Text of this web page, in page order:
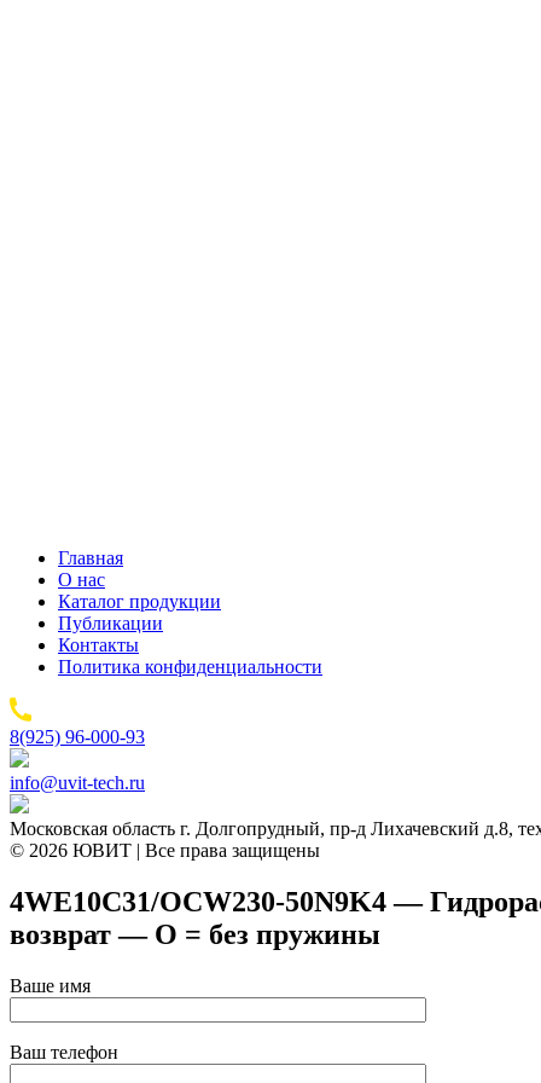
Главная
О нас
Каталог продукции
Публикации
Контакты
Политика конфиденциальности
8(925) 96-000-93
info@uvit-tech.ru
Московская область г. Долгопрудный, пр-д Лихачевский д.8,
© 2026 ЮВИТ | Все права защищены
4WE10C31/OCW230-50N9K4 —
возврат — O = без пружины
Ваше имя
Ваш телефон